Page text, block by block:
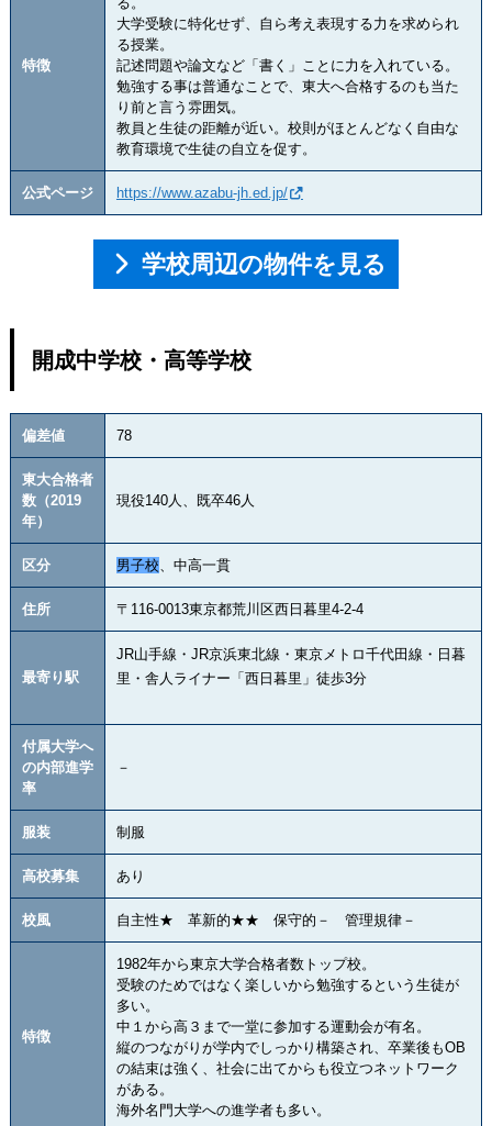
特徴
大学受験に特化せず、自ら考え表現する力を求められ
る授業。
記述問題や論文など「書く」ことに力を入れている。
勉強する事は普通なことで、東大へ合格するのも当た
り前と言う雰囲気。
教員と生徒の距離が近い。校則がほとんどなく自由な
教育環境で生徒の自立を促す。
公式ページ https://www.azabu-jh.ed.jp/
学校周辺の物件を見る
開成中学校・高等学校
偏差値 78
東大合格者
数（2019
年）
現役140人、既卒46人
区分 男子校 、中高一貫
住所 〒116-0013東京都荒川区西日暮里4-2-4
最寄り駅
JR山手線・JR京浜東北線・東京メトロ千代田線・日暮
里・舎人ライナー「西日暮里」徒歩3分
付属大学へ
の内部進学
率
－
服装 制服
高校募集 あり
校風 自主性★ 革新的★★ 保守的－ 管理規律－
特徴
1982年から東京大学合格者数トップ校。
受験のためではなく楽しいから勉強するという生徒が
多い。
中１から高３まで一堂に参加する運動会が有名。
縦のつながりが学内でしっかり構築され、卒業後もOB
の結束は強く、社会に出てからも役立つネットワーク
がある。
海外名門大学への進学者も多い。